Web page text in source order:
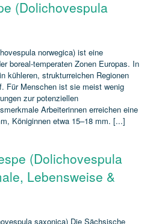
(Dolichovespula
norwegica) ist eine
boreal‑temperaten Zonen Europas. In
kühleren, strukturreichen Regionen
Für Menschen ist sie meist wenig
zur potenziellen
Arbeiterinnen erreichen eine
Königinnen etwa 15–18 mm. [...]
(Dolichovespula
Lebensweise &
saxonica) Die Sächsische